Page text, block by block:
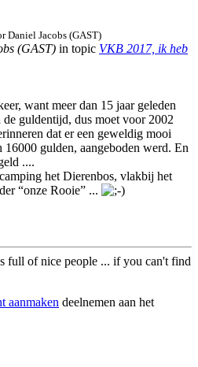
Daniel Jacobs (GAST)
(GAST) in topic VKB 2017, ik heb
want meer dan 15 jaar geleden
guldentijd, dus moet voor 2002
dat er een geweldig mooi
16000 gulden, aangeboden werd. En
....
het Dierenbos, vlakbij het
“onze Rooie” ...
full of nice people ... if you can't find
aanmaken deelnemen aan het